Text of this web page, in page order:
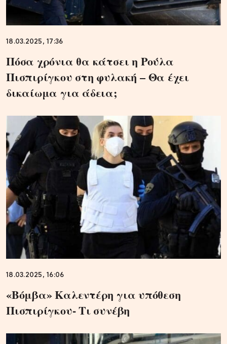
18.03.2025, 17:36
Πόσα χρόνια θα κάτσει η Ρούλα
Πισπιρίγκου στη φυλακή – Θα έχει
δικαίωμα για άδεια;
18.03.2025, 16:06
«Βόμβα» Καλεντέρη για υπόθεση
Πισπιρίγκου- Τι συνέβη